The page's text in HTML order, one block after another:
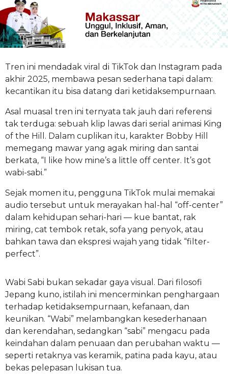
Tren ini mendadak viral di TikTok dan Instagram pada
akhir 2025, membawa pesan sederhana tapi dalam:
kecantikan itu bisa datang dari ketidaksempurnaan.
Asal muasal tren ini ternyata tak jauh dari referensi
tak terduga: sebuah klip lawas dari serial animasi King
of the Hill. Dalam cuplikan itu, karakter Bobby Hill
memegang mawar yang agak miring dan santai
berkata, “I like how mine’s a little off center. It’s got
wabi-sabi.”
Sejak momen itu, pengguna TikTok mulai memakai
audio tersebut untuk merayakan hal-hal “off-center”
dalam kehidupan sehari-hari — kue bantat, rak
miring, cat tembok retak, sofa yang penyok, atau
bahkan tawa dan ekspresi wajah yang tidak “filter-
perfect”.
Wabi Sabi bukan sekadar gaya visual. Dari filosofi
Jepang kuno, istilah ini mencerminkan penghargaan
terhadap ketidaksempurnaan, kefanaan, dan
keunikan. “Wabi” melambangkan kesederhanaan
dan kerendahan, sedangkan “sabi” mengacu pada
keindahan dalam penuaan dan perubahan waktu —
seperti retaknya vas keramik, patina pada kayu, atau
bekas pelepasan lukisan tua.